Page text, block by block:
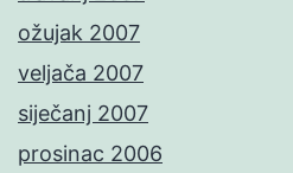
ožujak 2007
veljača 2007
siječanj 2007
prosinac 2006